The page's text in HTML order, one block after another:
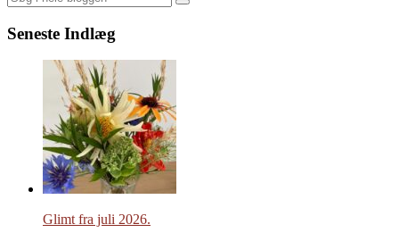
Search
Seneste Indlæg
Glimt fra juli 2026.